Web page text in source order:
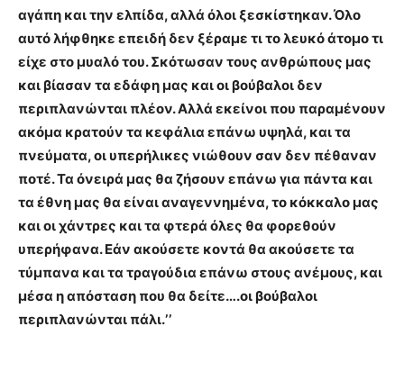
αγάπη και την ελπίδα, αλλά όλοι ξεσκίστηκαν. Όλο
αυτό λήφθηκε επειδή δεν ξέραμε τι το λευκό άτομο τι
είχε στο μυαλό του. Σκότωσαν τους ανθρώπους μας
και βίασαν τα εδάφη μας και οι βούβαλοι δεν
περιπλανώνται πλέον. Αλλά εκείνοι που παραμένουν
ακόμα κρατούν τα κεφάλια επάνω υψηλά, και τα
πνεύματα, οι υπερήλικες νιώθουν σαν δεν πέθαναν
ποτέ. Τα όνειρά μας θα ζήσουν επάνω για πάντα και
τα έθνη μας θα είναι αναγεννημένα, το κόκκαλο μας
και οι χάντρες και τα φτερά όλες θα φορεθούν
υπερήφανα. Εάν ακούσετε κοντά θα ακούσετε τα
τύμπανα και τα τραγούδια επάνω στους ανέμους, και
μέσα η απόσταση που θα δείτε….οι βούβαλοι
περιπλανώνται πάλι.ʼʼ